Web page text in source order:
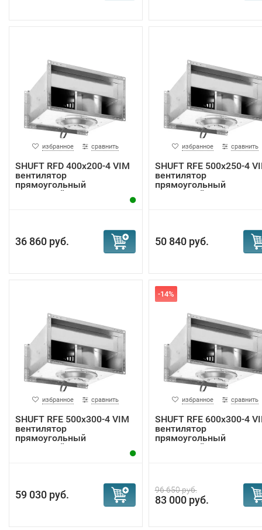
избранное сравнить
SHUFT RFD 400x200-4 VIM
вентилятор
прямоугольный
канальный
36 860 руб.
избранное сравнить
SHUFT RFE 500x250-4
вентилятор
прямоугольный
канальный
50 840 руб.
избранное сравнить
SHUFT RFE 500x300-4 VIM
вентилятор
прямоугольный
канальный
59 030 руб.
-14%
избранное сравнить
SHUFT RFE 600x300-4
вентилятор
прямоугольный
канальный
96 650 руб.
83 000 руб.